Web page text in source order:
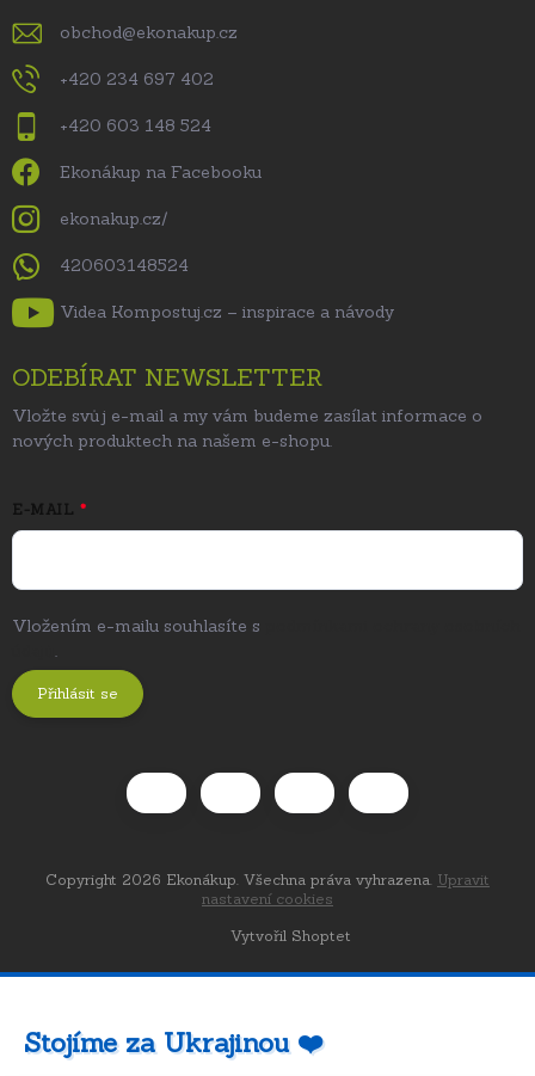
obchod@ekonakup.cz
+420 234 697 402
+420 603 148 524
Ekonákup na Facebooku
ekonakup.cz/
420603148524
Videa Kompostuj.cz – inspirace a návody
ODEBÍRAT NEWSLETTER
Vložte svůj e-mail a my vám budeme zasílat informace o
nových produktech na našem e-shopu.
E-MAIL
Vložením e-mailu souhlasíte s
.
Přihlásit se
Vytvořil Shoptet
Copyright 2026 Ekonákup. Všechna práva vyhrazena. Upravit
nastavení cookies
Stojíme za Ukrajinou ❤️